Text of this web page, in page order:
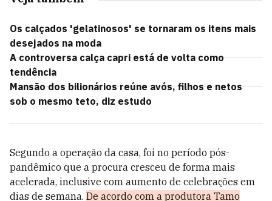
Os calçados 'gelatinosos' se tornaram os itens mais
desejados na moda
A controversa calça capri está de volta como
tendência
Mansão dos bilionários reúne avós, filhos e netos
sob o mesmo teto, diz estudo
Segundo a operação da casa, foi no período pós-
pandêmico que a procura cresceu de forma mais
acelerada, inclusive com aumento de celebrações em
dias de semana. De acordo com a produtora Tamo